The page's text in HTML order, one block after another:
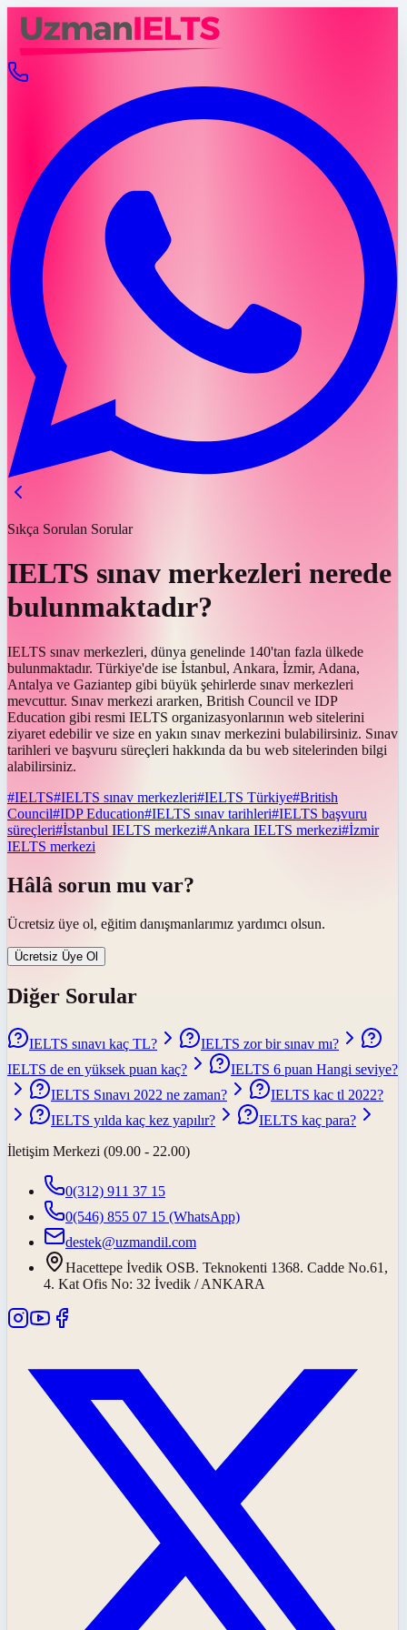
Sıkça Sorulan Sorular
IELTS sınav merkezleri nerede
bulunmaktadır?
IELTS sınav merkezleri, dünya genelinde 140'tan fazla ülkede
bulunmaktadır. Türkiye'de ise İstanbul, Ankara, İzmir, Adana,
Antalya ve Gaziantep gibi büyük şehirlerde sınav merkezleri
mevcuttur. Sınav merkezi ararken, British Council ve IDP
Education gibi resmi IELTS organizasyonlarının web sitelerini
ziyaret edebilir ve size en yakın sınav merkezini bulabilirsiniz. Sınav
tarihleri ve başvuru süreçleri hakkında da bu web sitelerinden bilgi
alabilirsiniz.
#IELTS#IELTS sınav merkezleri#IELTS Türkiye#British
Council#IDP Education#IELTS sınav tarihleri#IELTS başvuru
süreçleri#İstanbul IELTS merkezi#Ankara IELTS merkezi#İzmir
IELTS merkezi
Hâlâ sorun mu var?
Ücretsiz üye ol, eğitim danışmanlarımız yardımcı olsun.
Ücretsiz Üye Ol
Diğer Sorular
IELTS sınavı kaç TL?
IELTS zor bir sınav mı?
IELTS de en yüksek puan kaç?
IELTS 6 puan Hangi seviye?
IELTS Sınavı 2022 ne zaman?
IELTS kac tl 2022?
IELTS yılda kaç kez yapılır?
IELTS kaç para?
İletişim Merkezi (09.00 - 22.00)
0(312) 911 37 15
0(546) 855 07 15 (WhatsApp)
destek@uzmandil.com
Hacettepe İvedik OSB. Teknokenti 1368. Cadde No.61,
4. Kat Ofis No: 32 İvedik / ANKARA